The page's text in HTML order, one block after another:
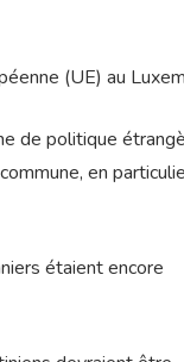
(UE) au
de politique
en
étaient encore